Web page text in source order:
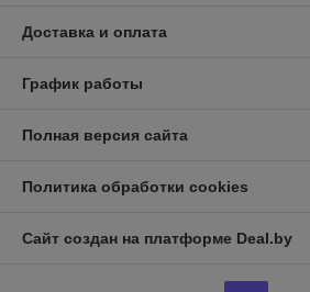
Доставка и оплата
График работы
Полная версия сайта
Политика обработки cookies
Сайт создан на платформе Deal.by